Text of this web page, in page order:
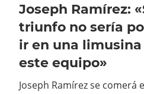
Joseph Ramírez:
triunfo no sería
ir en una
este equipo»
Joseph Ramírez se comerá